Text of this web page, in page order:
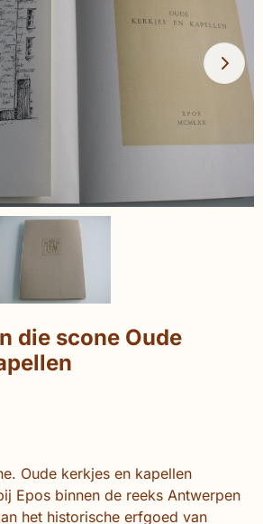
die scone Oude
Oude kerkjes en kapellen
Epos binnen de reeks Antwerpen
het historische erfgoed van